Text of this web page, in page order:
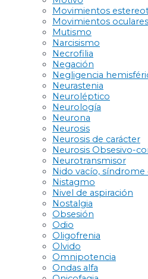
Movimientos
Movimientos
Mutismo
Narcisismo
Necrofilia
Negación
Negligencia
Neurastenia
Neuroléptico
Neurología
Neurona
Neurosis
Neurosis de carácter
Neurosis Obsesivo-
Neurotransmisor
Nido vacío, síndrome
Nistagmo
Nivel de aspiración
Nostalgia
Obsesión
Odio
Oligofrenia
Olvido
Omnipotencia
Ondas alfa